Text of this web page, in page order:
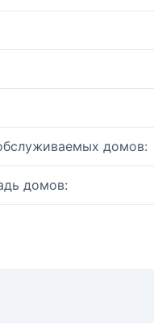
домов:
домов: